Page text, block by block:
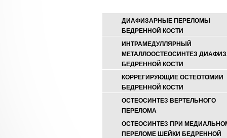
ДИАФИЗАРНЫЕ ПЕРЕЛОМЫ
БЕДРЕННОЙ КОСТИ
ИНТРАМЕДУЛЛЯРНЫЙ
МЕТАЛЛООСТЕОСИНТЕЗ
БЕДРЕННОЙ КОСТИ
КОРРЕГИРУЮЩИЕ ОСТЕОТОМИИ
БЕДРЕННОЙ КОСТИ
ОСТЕОСИНТЕЗ ВЕРТЕЛЬНОГО
ПЕРЕЛОМА
ОСТЕОСИНТЕЗ ПРИ
ПЕРЕЛОМЕ ШЕЙКИ БЕДРЕННОЙ